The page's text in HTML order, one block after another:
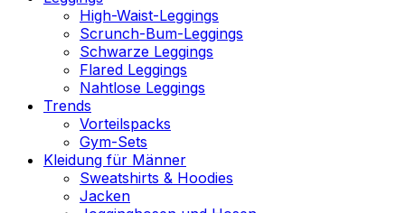
High-Waist-Leggings
Scrunch-Bum-Leggings
Schwarze Leggings
Flared Leggings
Nahtlose Leggings
Trends
Vorteilspacks
Gym-Sets
Kleidung für Männer
Sweatshirts & Hoodies
Jacken